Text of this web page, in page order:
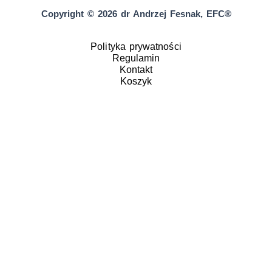
Copyright © 2026 dr Andrzej Fesnak, EFC®
Polityka prywatności
Regulamin
Kontakt
Koszyk